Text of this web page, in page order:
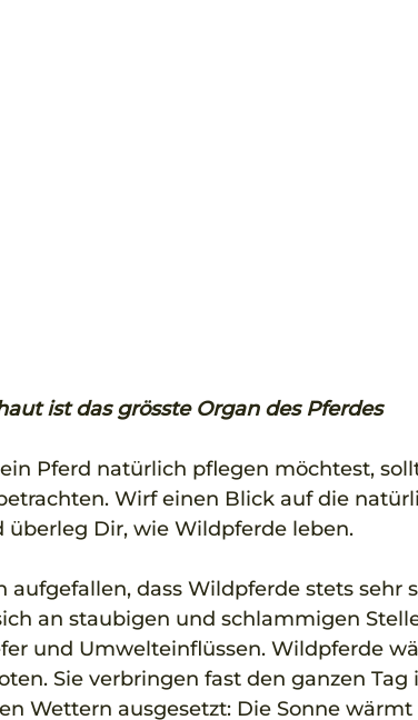
ist das grösste Organ des Pferdes
Pferd natürlich pflegen möchtest,
Wirf einen Blick auf die
überleg Dir, wie Wildpferde leben.
aufgefallen, dass Wildpferde stets sehr
an staubigen und schlammigen
und Umwelteinflüssen. Wildpferde
Sie verbringen fast den ganzen
Wettern ausgesetzt: Die Sonne